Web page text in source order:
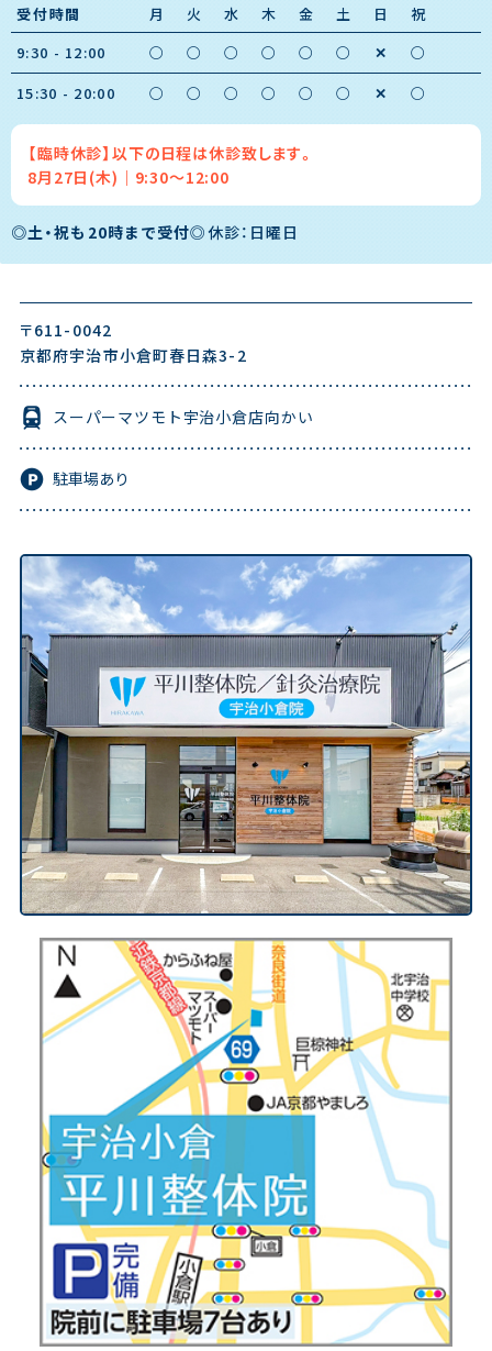
〒611-0042
京都府宇治市小倉町春日森3-2
スーパーマツモト宇治小倉店向かい
駐車場あり
受付時間 月 火 水 木 金 土 日
祝
9:30 - 12:00
○ ○ ○ ○ ○ ○ ✕
○
15:30 - 20:00
○ ○ ○ ○ ○ ○ ✕ ○
【臨時休診】以下の日程は休診致します。
8月27日(木)｜9:30～12:00
◎土・祝も20時まで受付◎休診：日曜日